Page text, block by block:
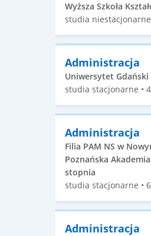
Wyższa Szkoła
studia
Administracja
Uniwersytet Gdański
studia stacjonarne •
Administracja
Filia PAM NS w
Poznańska
stopnia
studia stacjonarne •
Administracja